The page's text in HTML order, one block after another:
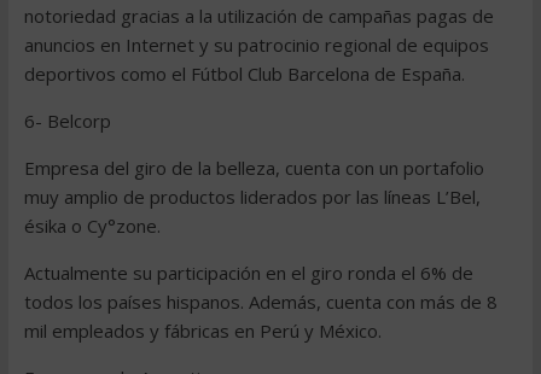
notoriedad gracias a la utilización de campañas pagas de
anuncios en Internet y su patrocinio regional de equipos
deportivos como el Fútbol Club Barcelona de España.
6- Belcorp
Empresa del giro de la belleza, cuenta con un portafolio
muy amplio de productos liderados por las líneas L’Bel,
ésika o Cy°zone.
Actualmente su participación en el giro ronda el 6% de
todos los países hispanos. Además, cuenta con más de 8
mil empleados y fábricas en Perú y México.